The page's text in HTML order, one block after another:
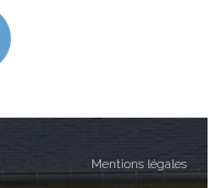
Mentions légales